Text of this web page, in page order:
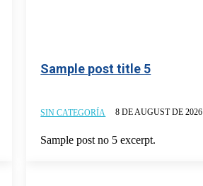
Sample post title 5
SIN CATEGORÍA 8 DE AUGUST DE 2026
Sample post no 5 excerpt.